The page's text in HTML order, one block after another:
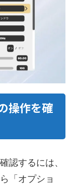
操作を確
認するには、
「オプショ